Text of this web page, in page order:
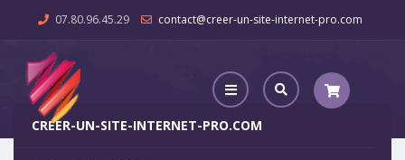
07.80.96.45.29 contact@creer-un-site-internet-pro.com
CREER-UN-SITE-INTERNET-PRO.COM